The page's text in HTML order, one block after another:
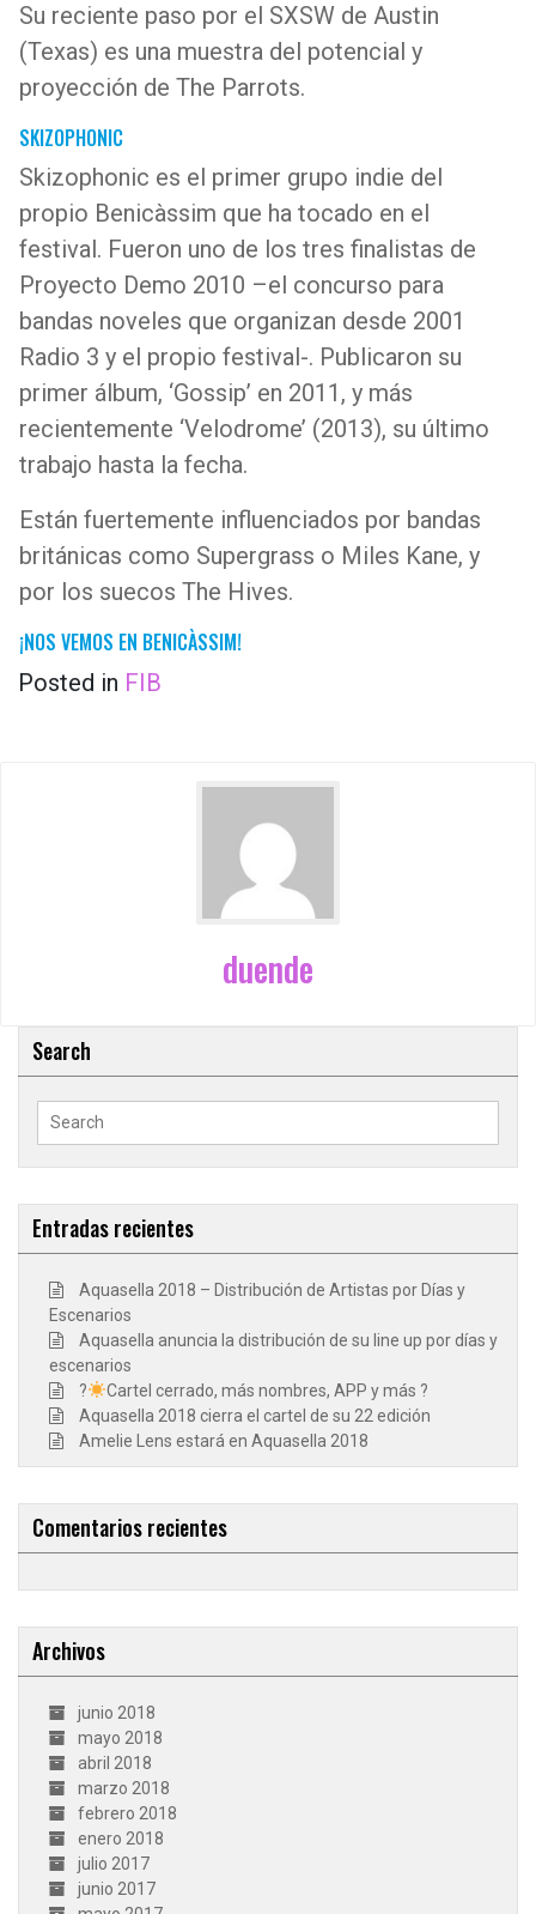
Su reciente paso por el SXSW de Austin
(Texas) es una muestra del potencial y
proyección de The Parrots.
SKIZOPHONIC
Skizophonic es el primer grupo indie del
propio Benicàssim que ha tocado en el
festival. Fueron uno de los tres finalistas de
Proyecto Demo 2010 –el concurso para
bandas noveles que organizan desde 2001
Radio 3 y el propio festival-. Publicaron su
primer álbum, ‘Gossip’ en 2011, y más
recientemente ‘Velodrome’ (2013), su último
trabajo hasta la fecha.
Están fuertemente influenciados por bandas
británicas como Supergrass o Miles Kane, y
por los suecos The Hives.
¡NOS VEMOS EN BENICÀSSIM!
Posted in FIB
duende
Search
Search
Entradas recientes
Aquasella 2018 – Distribución de Artistas por Días y
Escenarios
Aquasella anuncia la distribución de su line up por días y
escenarios
?
Cartel cerrado, más nombres, APP y más ?
Aquasella 2018 cierra el cartel de su 22 edición
Amelie Lens estará en Aquasella 2018
Comentarios recientes
Archivos
junio 2018
mayo 2018
abril 2018
marzo 2018
febrero 2018
enero 2018
julio 2017
junio 2017